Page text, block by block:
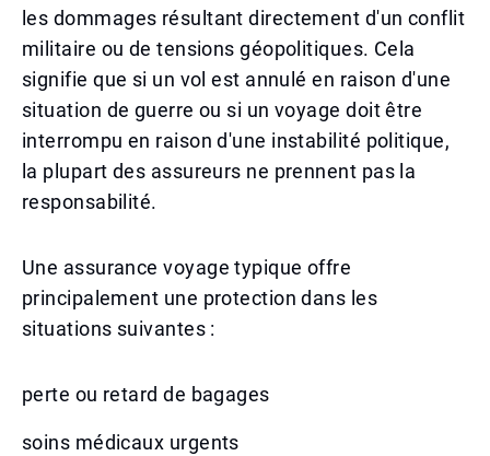
les dommages résultant directement d'un conflit
militaire ou de tensions géopolitiques. Cela
signifie que si un vol est annulé en raison d'une
situation de guerre ou si un voyage doit être
interrompu en raison d'une instabilité politique,
la plupart des assureurs ne prennent pas la
responsabilité.
Une assurance voyage typique offre
principalement une protection dans les
situations suivantes :
perte ou retard de bagages
soins médicaux urgents